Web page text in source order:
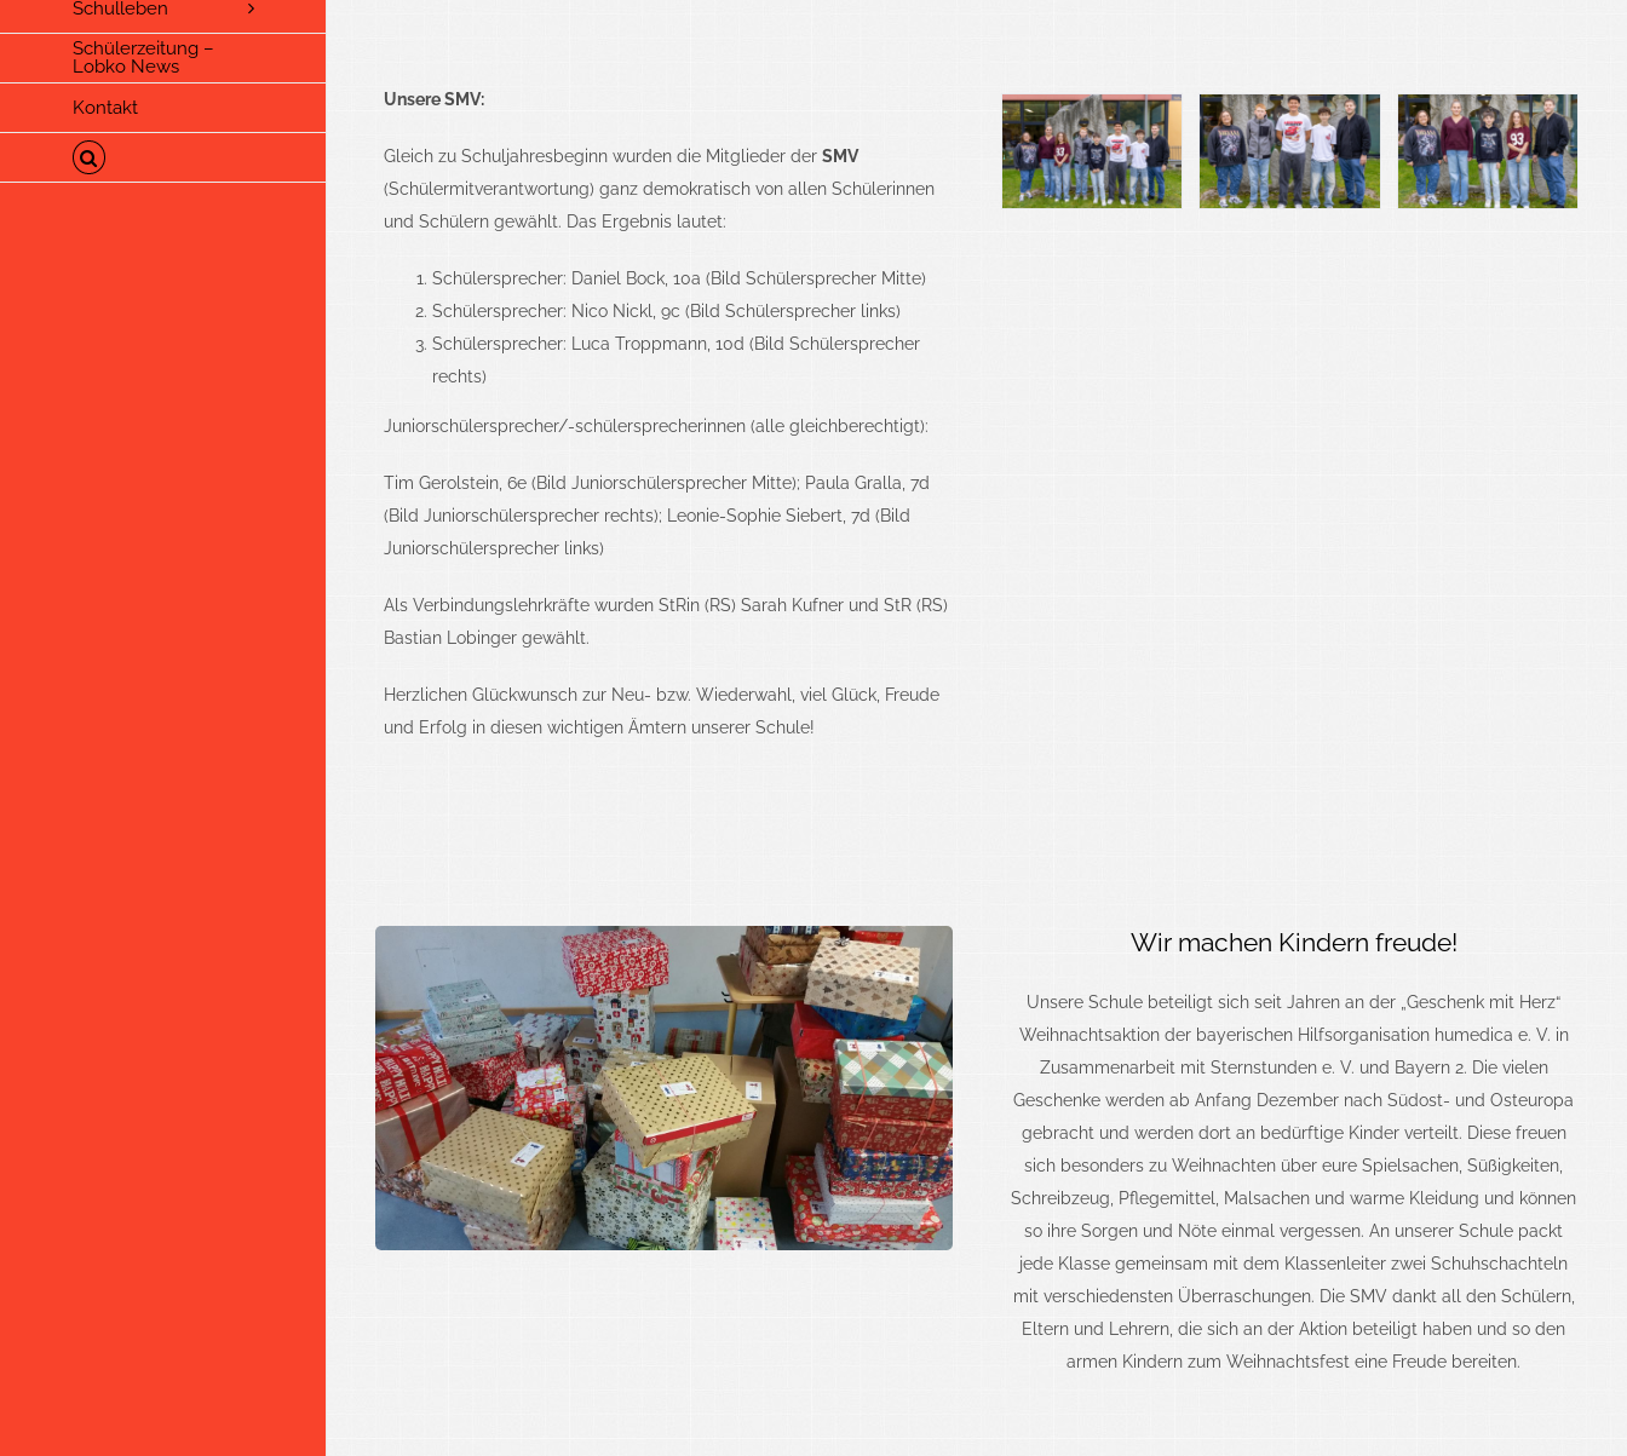
Schulleben
Schülerzeitung –
Lobko News
Kontakt
Unsere SMV:
Gleich zu Schuljahresbeginn wurden die Mitglieder der SMV
(Schülermitverantwortung) ganz demokratisch von allen Schülerinnen
und Schülern gewählt. Das Ergebnis lautet:
Schülersprecher: Daniel Bock, 10a (Bild Schülersprecher Mitte)
Schülersprecher: Nico Nickl, 9c (Bild Schülersprecher links)
Schülersprecher: Luca Troppmann, 10d (Bild Schülersprecher
rechts)
Juniorschülersprecher/-schülersprecherinnen (alle gleichberechtigt):
Tim Gerolstein, 6e (Bild Juniorschülersprecher Mitte); Paula Gralla, 7d
(Bild Juniorschülersprecher rechts); Leonie-Sophie Siebert, 7d (Bild
Juniorschülersprecher links)
Als Verbindungslehrkräfte wurden StRin (RS) Sarah Kufner und StR (RS)
Bastian Lobinger gewählt.
Herzlichen Glückwunsch zur Neu- bzw. Wiederwahl, viel Glück, Freude
und Erfolg in diesen wichtigen Ämtern unserer Schule!
Wir machen Kindern freude!
Unsere Schule beteiligt sich seit Jahren an der „Geschenk mit Herz“
Weihnachtsaktion der bayerischen Hilfsorganisation humedica e. V. in
Zusammenarbeit mit Sternstunden e. V. und Bayern 2. Die vielen
Geschenke werden ab Anfang Dezember nach Südost- und Osteuropa
gebracht und werden dort an bedürftige Kinder verteilt. Diese freuen
sich besonders zu Weihnachten über eure Spielsachen, Süßigkeiten,
Schreibzeug, Pflegemittel, Malsachen und warme Kleidung und können
so ihre Sorgen und Nöte einmal vergessen.An unserer Schule packt
jede Klasse gemeinsam mit dem Klassenleiter zwei Schuhschachteln
mit verschiedensten Überraschungen. Die SMV dankt all den Schülern,
Eltern und Lehrern, die sich an der Aktion beteiligt haben und so den
armen Kindern zum Weihnachtsfest eine Freude bereiten.